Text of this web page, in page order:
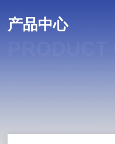
产品中心